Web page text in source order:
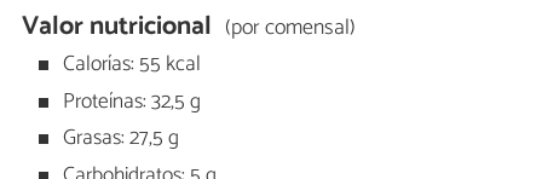
Valor nutricional (por comensal)
Calorías: 55 kcal
Proteínas: 32,5 g
Grasas: 27,5 g